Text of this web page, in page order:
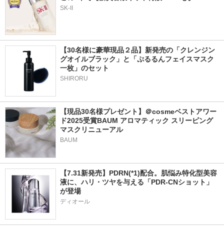
SK-II
【30名様に豪華現品２品】新発売の「クレンジン
グオイルブラック」と「ぷるるんフェイスマスク
一枚」のセット
SHIRORU
【現品30名様プレゼント】＠cosmeベストアワー
ド2025受賞BAUM アロマティック スリーピング
マスクリニューアル
BAUM
【7.31新発売】PDRN(*1)配合。肌悩み特化型美容
液に、ハリ・ツヤを与える「PDR-CNショット」
が登場
ディオール